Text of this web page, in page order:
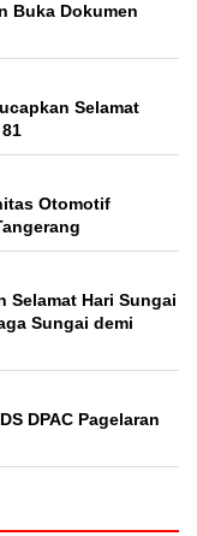
Buka Dokumen
Selamat
Otomotif
Selamat Hari Sungai
Sungai demi
DPAC Pagelaran